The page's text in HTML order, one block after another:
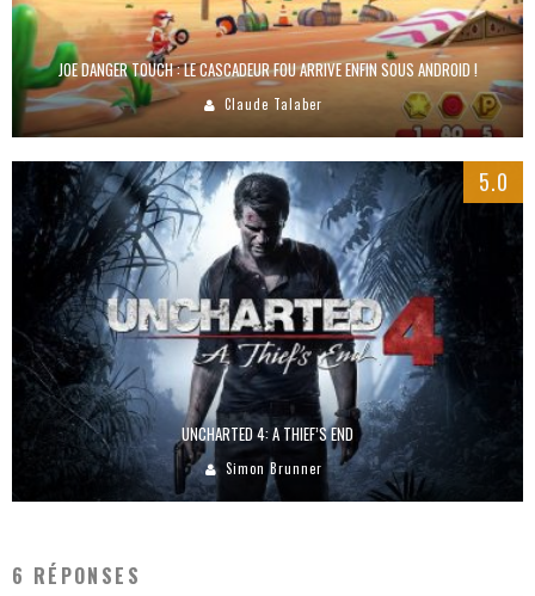
JOE DANGER TOUCH : LE CASCADEUR FOU ARRIVE ENFIN SOUS ANDROID !
Claude Talaber
5.0
UNCHARTED 4: A THIEF’S END
Simon Brunner
6 RÉPONSES